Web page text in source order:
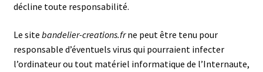
décline toute responsabilité.
Le site bandelier-creations.frne peut être tenu pour
responsable d’éventuels virus qui pourraient infecter
l’ordinateur ou tout matériel informatique de l’Internaute,